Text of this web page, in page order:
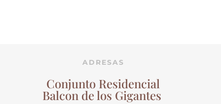
ADRESAS
Conjunto Residencial
Balcon de los Gigantes